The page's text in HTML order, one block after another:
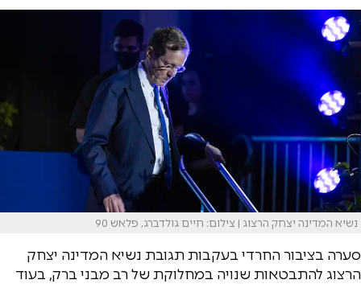
נשיא המדינה יצחק הרצוג | צילום: חיים גולדברג, פלאש 90
סערה בציבור החרדי בעקבות תגובת נשיא המדינה יצחק
הרצוג להתבטאות שנויה במחלוקת של רב מבני ברק, בעוד